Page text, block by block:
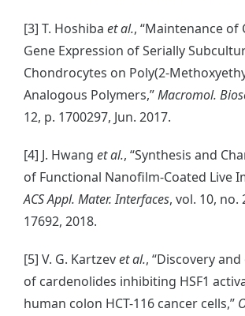
[3] T. Hoshiba et al., “Maintenance of
Gene Expression of Serially
Chondrocytes on Poly(2-
Analogous Polymers,”Macromol.
12, p. 1700297, Jun. 2017.
[4] J. Hwang et al., “Synthesis and
of Functional Nanofilm-Coated Live
ACS Appl. Mater. Interfaces, vol. 10, no.
17692, 2018.
[5] V. G. Kartzevet al., “Discovery
of cardenolides inhibiting HSF1
human colon HCT-116 cancer cells,”